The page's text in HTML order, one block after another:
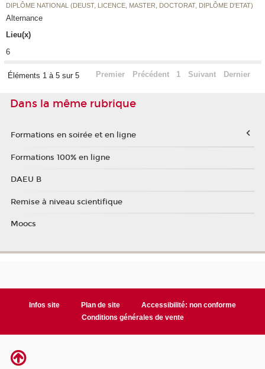
DIPLÔME NATIONAL (DEUST, LICENCE, MASTER, DOCTORAT, DIPLÔME D'ETAT)
Alternance
Lieu(x)
6
Éléments 1 à 5 sur 5 Premier Précédent 1 Suivant Dernier
Dans la même rubrique
Formations en soirée et en ligne
Formations 100% en ligne
DAEU B
Remise à niveau scientifique
Moocs
Infos site Plan de site
Accessibilité: non conforme
Conditions générales de vente